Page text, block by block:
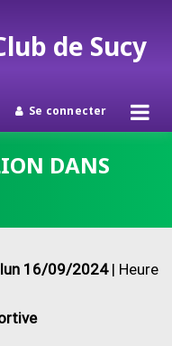
de Sucy
Se connecter
DANS
16/09/2024| Heure